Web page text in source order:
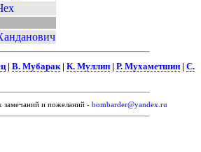
| В. Мубарак| К. Муллин| Р. Мухаметшин| С.
замечаний и пожеланий - bombarder@yandex.ru